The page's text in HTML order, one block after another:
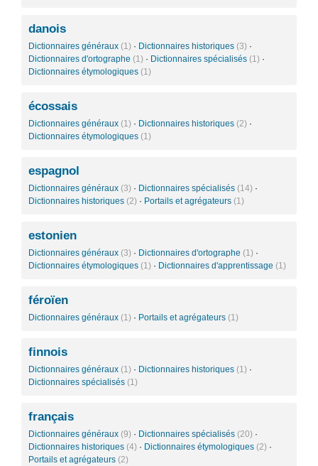
danois
Dictionnaires généraux (1) · Dictionnaires historiques (3) ·
Dictionnaires d'ortographe (1) · Dictionnaires spécialisés (1) ·
Dictionnaires étymologiques (1)
écossais
Dictionnaires généraux (1) · Dictionnaires historiques (2) ·
Dictionnaires étymologiques (1)
espagnol
Dictionnaires généraux (3) · Dictionnaires spécialisés (14) ·
Dictionnaires historiques (2) · Portails et agrégateurs (1)
estonien
Dictionnaires généraux (3) · Dictionnaires d'ortographe (1) ·
Dictionnaires étymologiques (1) · Dictionnaires d'apprentissage (1)
féroïen
Dictionnaires généraux (1) · Portails et agrégateurs (1)
finnois
Dictionnaires généraux (1) · Dictionnaires historiques (1) ·
Dictionnaires spécialisés (1)
français
Dictionnaires généraux (9) · Dictionnaires spécialisés (20) ·
Dictionnaires historiques (4) · Dictionnaires étymologiques (2) ·
Portails et agrégateurs (2)